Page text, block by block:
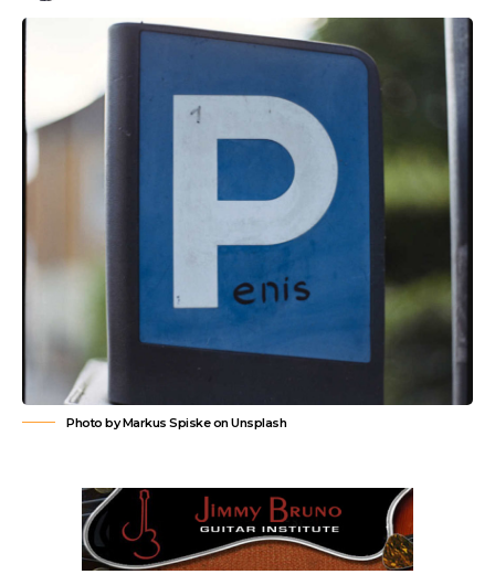
Photo by Markus Spiske on Unsplash